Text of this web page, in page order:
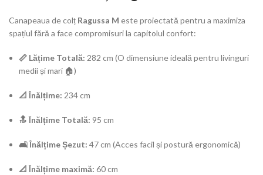
Canapeaua de colț Ragussa M este proiectată pentru a maximiza
spațiul fără a face compromisuri la capitolul confort:
📏 Lățime Totală: 282 cm (O dimensiune ideală pentru livinguri
medii și mari 🏠)
📐 Înălțime: 234 cm
🔝 Înălțime Totală: 95 cm
🛋️ Înălțime Șezut: 47 cm (Acces facil și postură ergonomică)
📐 Înălțime maximă: 60 cm